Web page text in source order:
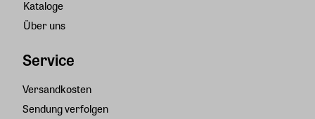
Kataloge
Über uns
Service
Versandkosten
Sendung verfolgen